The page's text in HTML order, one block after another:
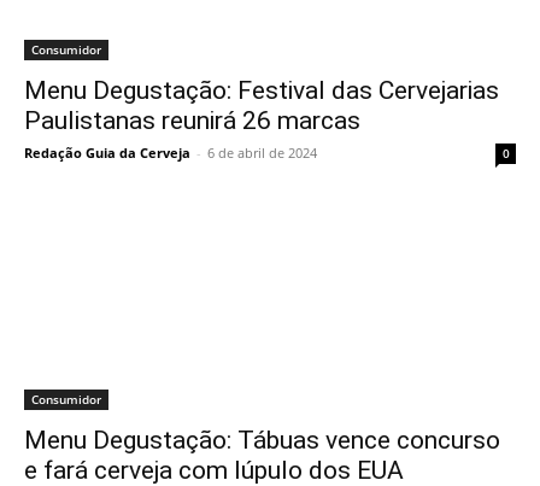
Consumidor
Menu Degustação: Festival das Cervejarias
Paulistanas reunirá 26 marcas
Redação Guia da Cerveja - 6 de abril de 2024 0
Consumidor
Menu Degustação: Tábuas vence concurso
e fará cerveja com lúpulo dos EUA